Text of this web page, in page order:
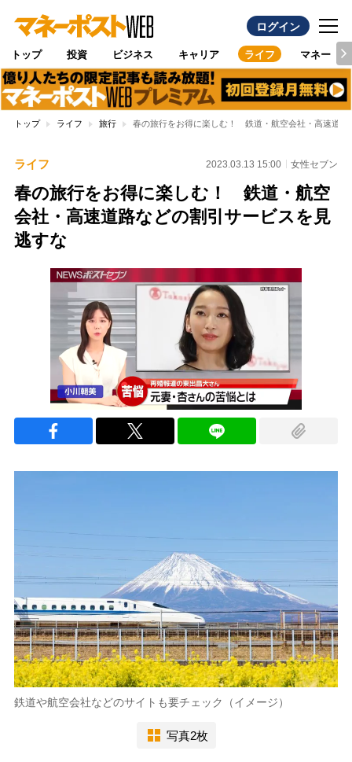
ログイン
トップ 投資 ビジネス キャリア ライフ マネー
トップ ライフ 旅行 春の旅行をお得に楽しむ！ 鉄道・航空会社・高速道路
ライフ 2023.03.13 15:00 女性セブン
春の旅行をお得に楽しむ！ 鉄道・航空
会社・高速道路などの割引サービスを見
逃すな
鉄道や航空会社などのサイトも要チェック（イメージ）
写真2枚